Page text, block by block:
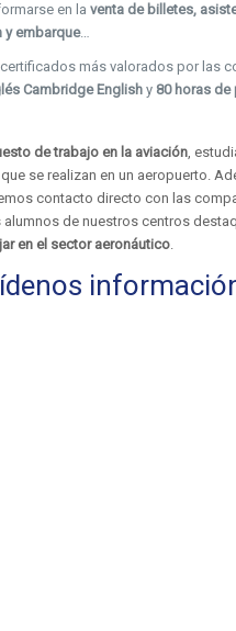
en laventa de billetes,
y embarque…
más valorados por las
Cambridge English y 80 horas de
de trabajo en la aviación,
se realizan en un aeropuerto.
contacto directo con las
de nuestros centros
en el sector aeronáutico.